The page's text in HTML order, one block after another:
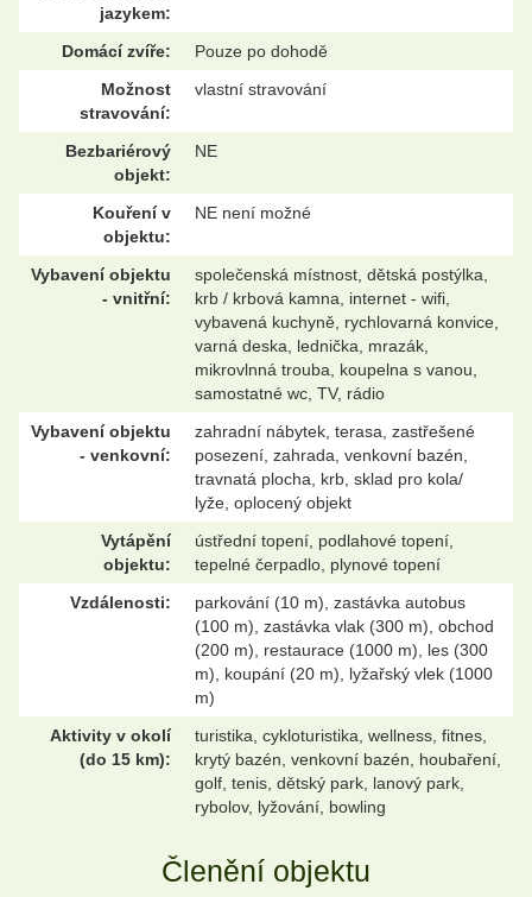
jazykem:
Domácí zvíře:
Pouze po dohodě
Možnost
stravování:
vlastní stravování
Bezbariérový
objekt:
NE
Kouření v
objektu:
NE není možné
Vybavení objektu
- vnitřní:
společenská místnost, dětská postýlka,
krb / krbová kamna, internet - wifi,
vybavená kuchyně, rychlovarná konvice,
varná deska, lednička, mrazák,
mikrovlnná trouba, koupelna s vanou,
samostatné wc, TV, rádio
Vybavení objektu
- venkovní:
zahradní nábytek, terasa, zastřešené
posezení, zahrada, venkovní bazén,
travnatá plocha, krb, sklad pro kola/
lyže, oplocený objekt
Vytápění
objektu:
ústřední topení, podlahové topení,
tepelné čerpadlo, plynové topení
Vzdálenosti:
parkování (10 m), zastávka autobus
(100 m), zastávka vlak (300 m), obchod
(200 m), restaurace (1000 m), les (300
m), koupání (20 m), lyžařský vlek (1000
m)
Aktivity v okolí
(do 15 km):
turistika, cykloturistika, wellness, fitnes,
krytý bazén, venkovní bazén, houbaření,
golf, tenis, dětský park, lanový park,
rybolov, lyžování, bowling
Členění objektu